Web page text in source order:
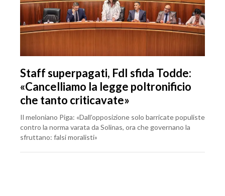
Staff superpagati, FdI sfida Todde:
«Cancelliamo la legge poltronificio
che tanto criticavate»
Il meloniano Piga: «Dall’opposizione solo barricate populiste
contro la norma varata da Solinas, ora che governano la
sfruttano: falsi moralisti»